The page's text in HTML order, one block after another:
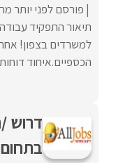
פורסם לפני יותר
תיאור התפקיד
למשרדים בצפון!
הכספיים.איחוד
דרוש